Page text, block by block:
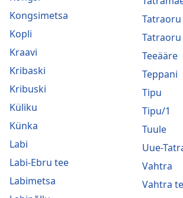
Kongsimetsa
Kopli
Kraavi
Kribaski
Kribuski
Küliku
Künka
Labi
Labi-Ebru tee
Labimetsa
Tatraoru
Teeääre
Teppani
Tipu
Tipu/1
Tuule
Uue-
Vahtra
Vahtra